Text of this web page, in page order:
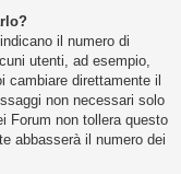
il numero di
utenti, ad esempio,
cambiare direttamente il
non necessari solo
Forum non tollera questo
abbasserà il numero dei